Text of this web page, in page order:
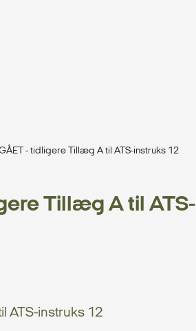
- tidligere Tillæg A til ATS-instruks 12
Tillæg A til ATS-
ATS-instruks 12